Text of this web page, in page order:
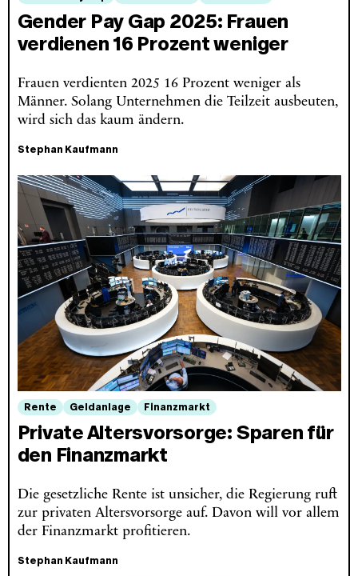
Gender Pay Gap 2025: Frauen
verdienen 16 Prozent weniger
Frauen verdienten 2025 16 Prozent weniger als
Männer. Solang Unternehmen die Teilzeit ausbeuten,
wird sich das kaum ändern.
Stephan Kaufmann
Rente Geldanlage Finanzmarkt
Private Altersvorsorge: Sparen für
den Finanzmarkt
Die gesetzliche Rente ist unsicher, die Regierung ruft
zur privaten Altersvorsorge auf. Davon will vor allem
der Finanzmarkt profitieren.
Stephan Kaufmann